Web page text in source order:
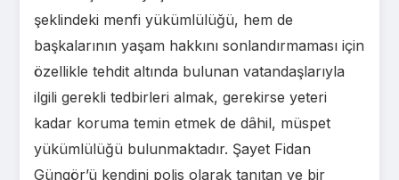
şeklindeki menfi yükümlülüğü, hem de
başkalarının yaşam hakkını sonlandırmaması için
özellikle tehdit altında bulunan vatandaşlarıyla
ilgili gerekli tedbirleri almak, gerekirse yeteri
kadar koruma temin etmek de dâhil, müspet
yükümlülüğü bulunmaktadır. Şayet Fidan
Güngör’ü kendini polis olarak tanıtan ve bir